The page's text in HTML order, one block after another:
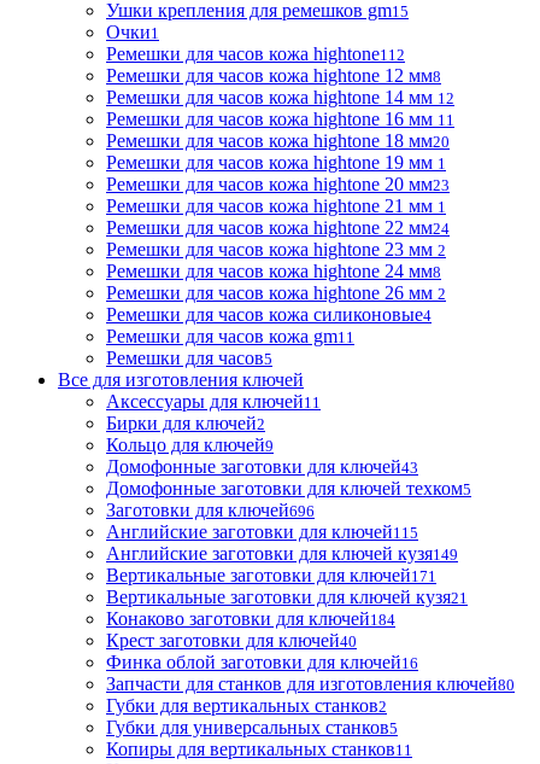
Ушки крепления для ремешков gm15
Очки1
Ремешки для часов кожа hightone112
Ремешки для часов кожа hightone 12 мм8
Ремешки для часов кожа hightone 14 мм 12
Ремешки для часов кожа hightone 16 мм 11
Ремешки для часов кожа hightone 18 мм20
Ремешки для часов кожа hightone 19 мм 1
Ремешки для часов кожа hightone 20 мм23
Ремешки для часов кожа hightone 21 мм 1
Ремешки для часов кожа hightone 22 мм24
Ремешки для часов кожа hightone 23 мм 2
Ремешки для часов кожа hightone 24 мм8
Ремешки для часов кожа hightone 26 мм 2
Ремешки для часов кожа силиконовые4
Ремешки для часов кожа gm11
Ремешки для часов5
Все для изготовления ключей
Аксессуары для ключей11
Бирки для ключей2
Кольцо для ключей9
Домофонные заготовки для ключей43
Домофонные заготовки для ключей техком5
Заготовки для ключей696
Английские заготовки для ключей115
Английские заготовки для ключей кузя149
Вертикальные заготовки для ключей171
Вертикальные заготовки для ключей кузя21
Конаково заготовки для ключей184
Крест заготовки для ключей40
Финка облой заготовки для ключей16
Запчасти для станков для изготовления ключей80
Губки для вертикальных станков2
Губки для универсальных станков5
Копиры для вертикальных станков11